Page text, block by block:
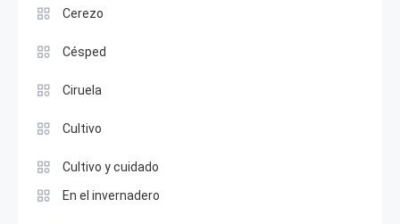
Cerezo
Césped
Ciruela
Cultivo
Cultivo y cuidado
En el invernadero